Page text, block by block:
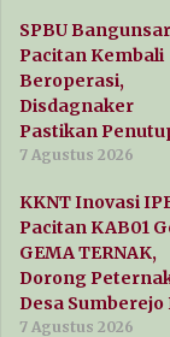
SPBU
Pacitan Kembali
Beroperasi,
Disdagnaker
Pastikan
7 Agustus 2026
KKNT Inovasi
Pacitan KAB01
GEMA TERNAK,
Dorong
Desa
7 Agustus 2026